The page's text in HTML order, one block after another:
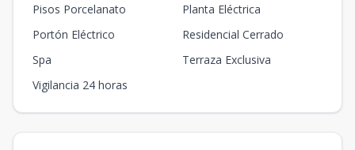
Pisos Porcelanato
Planta Eléctrica
Portón Eléctrico
Residencial Cerrado
Spa
Terraza Exclusiva
Vigilancia 24 horas